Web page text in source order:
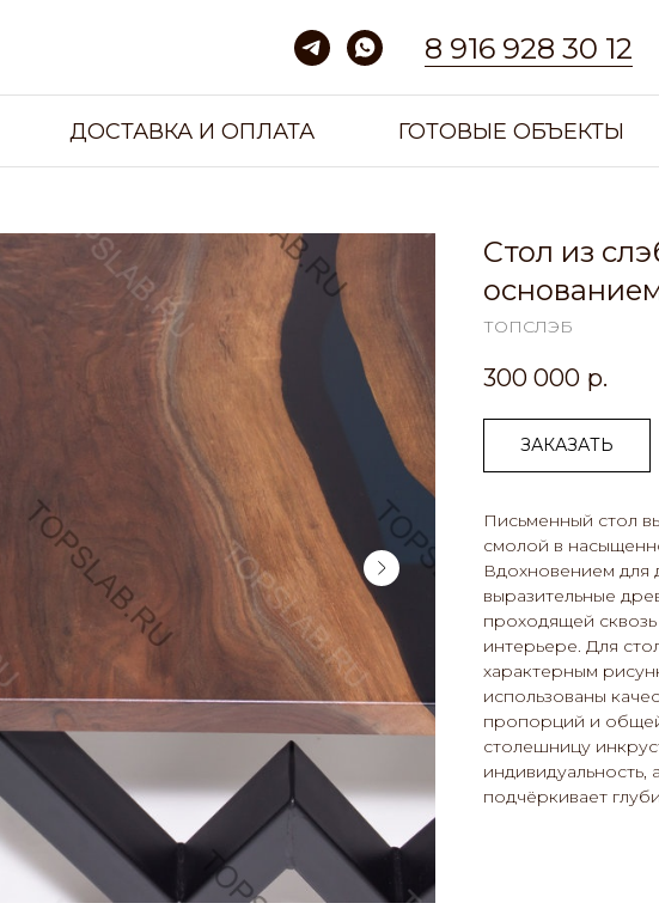
8 916 928 30 12
ДОСТАВКА И ОПЛАТА ГОТОВЫЕ ОБЪЕКТЫ
Стол из
ТОПСЛЭБ
300 000 р.
ЗАКАЗАТЬ
Письменный стол
смолой в
Вдохновением для
выразительные
проходящей
интерьере. Для
характерным
использованы
пропорций и
столешницу
подчёркивает